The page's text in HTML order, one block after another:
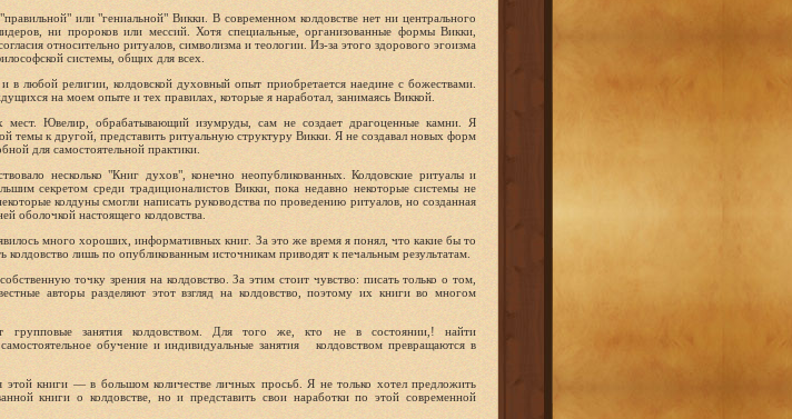
или "гениальной" Викки. В современном колдовстве нет ни центрального
ни пророков или мессий. Хотя специаль­ные, организованные формы Викки,
относительно ритуалов, символизма и теологии. Из-за этого здорового эгоизма
сис­темы, общих для всех.
в любой ре­лигии, колдовской духовный опыт приобретается на­едине с божествами.
на моем опыте и тех правилах, которые я наработал, занимаясь Виккой.
Ювелир, обрабатывающий изумруды, сам не создает драгоцен­ные камни. Я
темы к другой, представить ритуальную структуру Вик­ки. Я не создавал новых форм
для самостоятельной практики.
не­сколько "Книг духов", конечно неопубликованных. Колдовские ритуалы и
секретом среди традиционалистов Викки, пока недавно некоторые системы не
колдуны смогли напи­сать руководства по проведению ритуалов, но созданная
оболочкой настоящего колдовства.
много хороших, информативных книг. За это же время я по­нял, что какие бы то
колдовство лишь по опубликованным источ­никам приводят к печальным результатам.
точку зрения на колдовство. За этим стоит чувство: писать только о том,
авторы разделяют этот взгляд на колдовство, поэтому их книги во многом
групповые занятия колдовством. Для того же, кто не в состоянии,! найти
обучение и индивидуальные занятия
колдов­ством превращаются в
этой книги — в большом количестве личных просьб. Я не только хотел предложить
книги о колдовстве, но и представить свои на­работки по этой современной